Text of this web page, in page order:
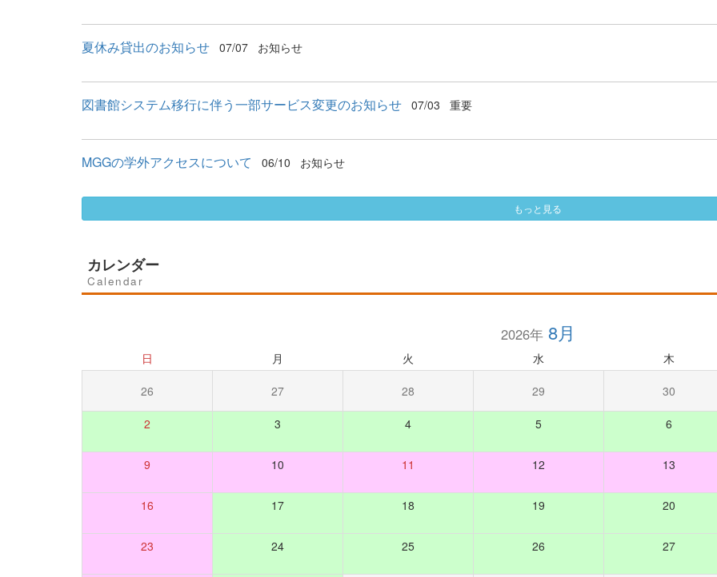
夏休み貸出のお知らせ 07/07 お知らせ
図書館システム移行に伴う一部サービス変更のお知らせ 07/03 重要
MGGの学外アクセスについて 06/10 お知らせ
もっと見る
カレンダー
Calendar
2026年8月
日 月 火 水 木
26 27 28 29 30
2 3 4 5 6
9 10 11 12 13
16 17 18 19 20
23 24 25 26 27